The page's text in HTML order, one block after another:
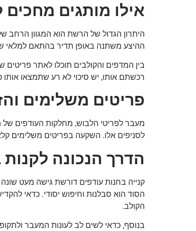
אילו מותגים מחכים
היתרון הגדול של הרשת הוא המגוון הרחב
ההיצע משתנה באופן תדיר בהתאם למלאי
בין המדפים והקולבים תוכלו לאתר פריטים
רכשתם אותו, יש סיכוי לא רע שתמצאו
פריטים משלימים
מעבר לפריטי הלבוש, מחלקות העודפים של
לסניפים אלו. השקעה בפריטים משלימים
הדרך הנכונה
קנייה בחנות עודפים דורשת גישה מעט
הסוד הוא סבלנות וחיפוש יסודי. כדאי
הקולב.
בנוסף, כדאי לשים לב לעונות המעבר